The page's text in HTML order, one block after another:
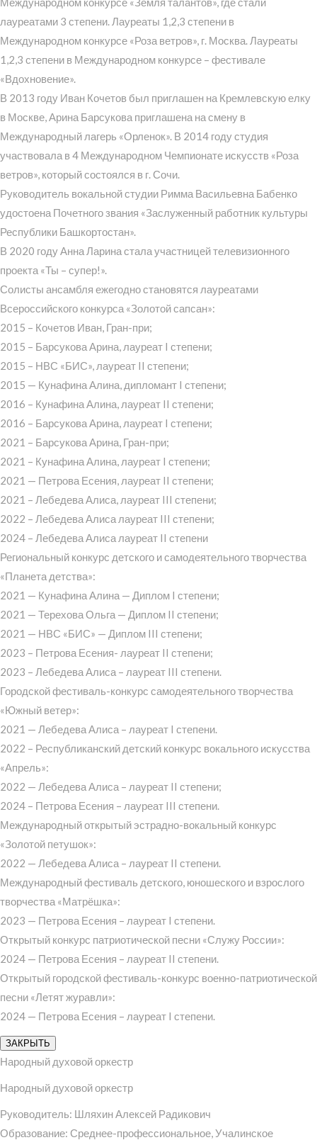
лауреатами 3 степени. Лауреаты 1,2,3 степени в
Международном конкурсе «Роза ветров», г. Москва. Лауреаты
1,2,3 степени в Международном конкурсе – фестивале
«Вдохновение».
В 2013 году Иван Кочетов был приглашен на Кремлевскую елку
в Москве, Арина Барсукова приглашена на смену в
Международный лагерь «Орленок». В 2014 году студия
участвовала в 4 Международном Чемпионате искусств «Роза
ветров», который состоялся в г. Сочи.
Руководитель вокальной студии Римма Васильевна Бабенко
удостоена Почетного звания «Заслуженный работник культуры
Республики Башкортостан».
В 2020 году Анна Ларина стала участницей телевизионного
проекта «Ты – супер!».
Солисты ансамбля ежегодно становятся лауреатами
Всероссийского конкурса «Золотой сапсан»:
2015 – Кочетов Иван, Гран-при;
2015 – Барсукова Арина, лауреат I степени;
2015 – НВС «БИС», лауреат II степени;
2015 — Кунафина Алина, дипломант I степени;
2016 – Кунафина Алина, лауреат II степени;
2016 – Барсукова Арина, лауреат I степени;
2021 – Барсукова Арина, Гран-при;
2021 – Кунафина Алина, лауреат I степени;
2021 — Петрова Есения, лауреат II степени;
2021 – Лебедева Алиса, лауреат III степени;
2022 – Лебедева Алиса лауреат III степени;
2024 – Лебедева Алиса лауреат II степени
Региональный конкурс детского и самодеятельного творчества
«Планета детства»:
2021 — Кунафина Алина — Диплом I степени;
2021 — Терехова Ольга — Диплом II степени;
2021 — НВС «БИС» — Диплом III степени;
2023 – Петрова Есения- лауреат II степени;
2023 – Лебедева Алиса – лауреат III степени.
Городской фестиваль-конкурс самодеятельного творчества
«Южный ветер»:
2021 — Лебедева Алиса – лауреат I степени.
2022 – Республиканский детский конкурс вокального искусства
«Апрель»:
2022 — Лебедева Алиса – лауреат II степени;
2024 – Петрова Есения – лауреат III степени.
Международный открытый эстрадно-вокальный конкурс
«Золотой петушок»:
2022 — Лебедева Алиса – лауреат II степени.
Международный фестиваль детского, юношеского и взрослого
творчества «Матрёшка»:
2023 — Петрова Есения – лауреат I степени.
Открытый конкурс патриотической песни «Служу России»:
2024 — Петрова Есения – лауреат II степени.
Открытый городской фестиваль-конкурс военно-патриотической
песни «Летят журавли»:
2024 — Петрова Есения – лауреат I степени.
ЗАКРЫТЬ
Народный духовой оркестр
Народный духовой оркестр
Руководитель: Шляхин Алексей Радикович
Образование: Среднее-профессиональное, Учалинское